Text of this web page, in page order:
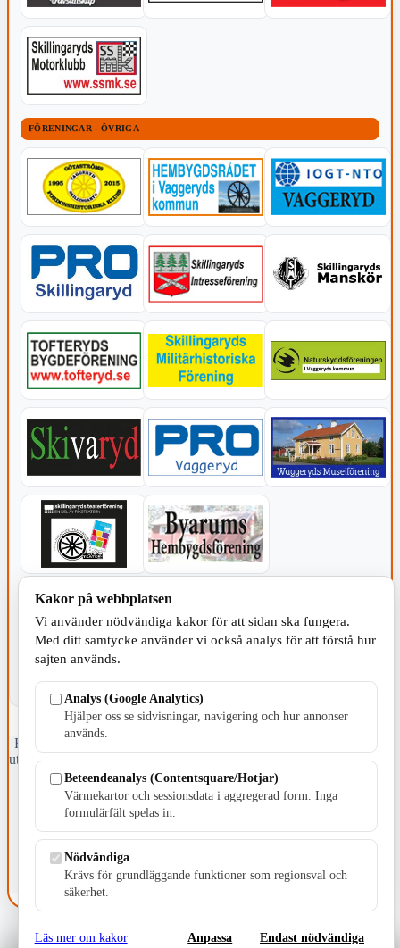
FÖRENINGAR - ÖVRIGA
KOMMUNEN
Fristående webbtidningsföretag grundat 1991 som sedan 2002 ger
ut tidningen Skillingaryd.nu och 2010 lanserades Värnamo.nu. Från
april 2026 omfattar Skillingaryd.nu tre kommuner: Gnosjö,
Värnamo och Vaggeryds kommun.
Kontakta oss
E-post: redaktionen@skillingaryd.nu
Postadress: Gisslaköp 1, 568 92 Skillingaryd
Kakinställningar
Kakor på webbplatsen
Vi använder nödvändiga kakor för att sidan ska fungera.
Med ditt samtycke använder vi också analys för att förstå hur
sajten används.
Analys (Google Analytics)
Hjälper oss se sidvisningar, navigering och hur annonser
används.
Beteendeanalys (Contentsquare/Hotjar)
Värmekartor och sessionsdata i aggregerad form. Inga
formulärfält spelas in.
Nödvändiga
Krävs för grundläggande funktioner som regionsval och
säkerhet.
Läs mer om kakor Anpassa Endast nödvändiga